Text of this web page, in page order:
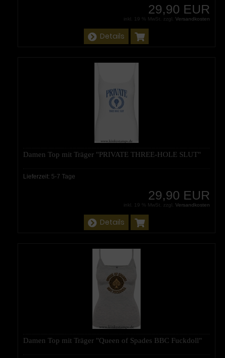
29,90 EUR
inkl. 19 % MwSt. zzgl. Versandkosten
Details
Damen Top mit Träger "PRIVATE THREE-HOLE SLUT"
Lieferzeit: 5-7 Tage
29,90 EUR
inkl. 19 % MwSt. zzgl. Versandkosten
Details
Damen Top mit Träger "Queen of Spades BBC Fuckdoll"